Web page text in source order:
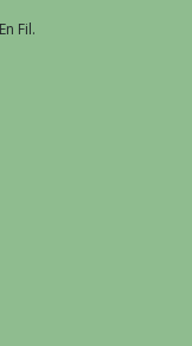
Fil.